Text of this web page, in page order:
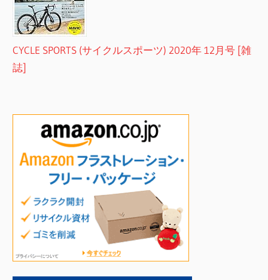
CYCLE SPORTS (サイクルスポーツ) 2020年 12月号 [雑
誌]